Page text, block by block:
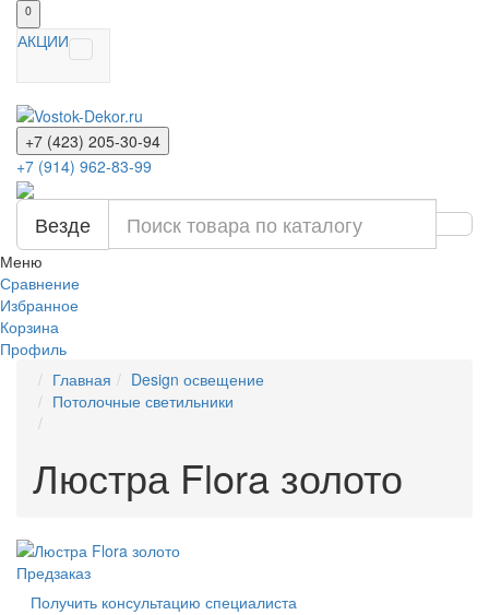
0
АКЦИИ
+7 (423) 205-30-94
+7 (914) 962-83-99
Везде
Меню
Сравнение
Избранное
Корзина
Профиль
Главная
Design освещение
Потолочные светильники
Люстра Flora золото
Предзаказ
Получить консультацию специалиста